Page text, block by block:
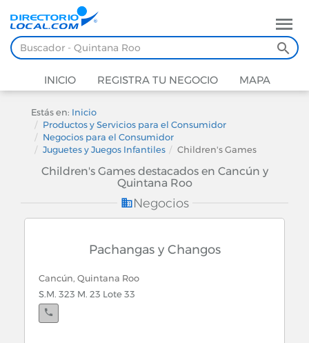
INICIO REGISTRA TU NEGOCIO MAPA
Estás en: Inicio
Productos y Servicios para el Consumidor
Negocios para el Consumidor
Juguetes y Juegos Infantiles
Children's Games
Children's Games destacados en Cancún y
Quintana Roo
Negocios
Pachangas y Changos
Cancún, Quintana Roo
S.M. 323 M. 23 Lote 33